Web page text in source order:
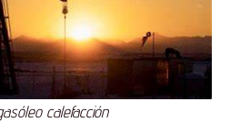
calefacción